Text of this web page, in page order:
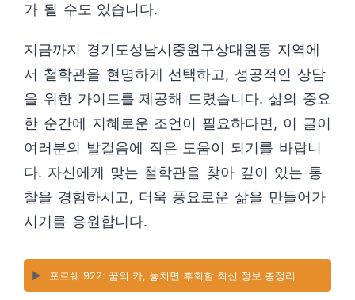
가 될 수도 있습니다.
지금까지 경기도성남시중원구상대원동 지역에
서 철학관을 현명하게 선택하고, 성공적인 상담
을 위한 가이드를 제공해 드렸습니다. 삶의 중요
한 순간에 지혜로운 조언이 필요하다면, 이 글이
여러분의 발걸음에 작은 도움이 되기를 바랍니
다. 자신에게 맞는 철학관을 찾아 깊이 있는 통
찰을 경험하시고, 더욱 풍요로운 삶을 만들어가
시기를 응원합니다.
▶️ 포르쉐 922: 꿈의 카, 놓치면 후회할 최신 정보 총정리